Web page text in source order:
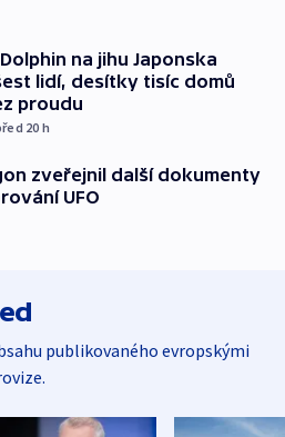
na jihu Japonska
lidí, desítky tisíc domů
proudu
20 h
zveřejnil další dokumenty
UFO
publikovaného evropskými